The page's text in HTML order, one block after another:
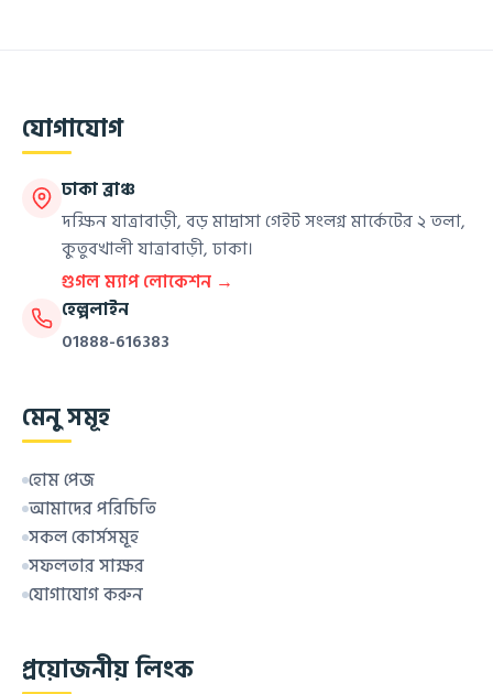
যোগাযোগ
ঢাকা ব্রাঞ্চ
দক্ষিন যাত্রাবাড়ী, বড় মাদ্রাসা গেইট সংলগ্ন মার্কেটের ২ তলা,
কুতুবখালী যাত্রাবাড়ী, ঢাকা।
গুগল ম্যাপ লোকেশন →
হেল্পলাইন
01888-616383
মেনু সমূহ
হোম পেজ
আমাদের পরিচিতি
সকল কোর্সসমূহ
সফলতার সাক্ষর
যোগাযোগ করুন
প্রয়োজনীয় লিংক